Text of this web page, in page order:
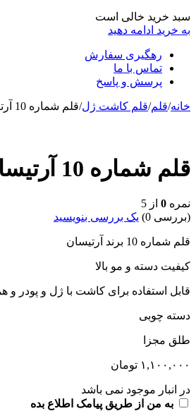
سبد خرید خالی است
به خرید ادامه دهید
رهگیری سفارش
تماس با ما
پرسش و پاسخ
خانه/قلم/قلم کاشت ژل/قلم شماره 10 آرتیسان
قلم شماره 10 آرتیسان
نمره 0 از 5
(بررسی 0)
یک بررسی بنویسید
قلم شماره 10 برند آرتیسان
کیفیت دسته و مو بالا
قابل استفاده برای کاشت با ژل و پودر و
دسته چوبی
طلق مجزا
۱,۱۰۰,۰۰۰ تومان
در انبار موجود نمی باشد
به من از طریق پیامک اطلاع بده